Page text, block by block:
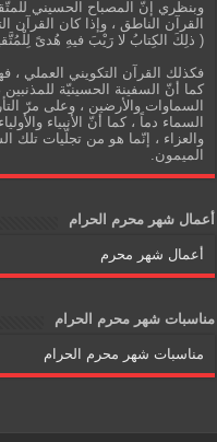
وبنظري إنّ المصباح الحسيني
القرآن الناطق ، وإذا كان القرآن
( ذلِكَ الكِتابُ لا رَيْبَ فيهِ هُدىً
فكذلك القرآن التكويني العملي ،
كما أنّ السفينة الحسينيّة
السماوات والأرضين ، وعلى مرّ
السماء دماً ، كما أنّ الأنبياء
والعزاء ، إنّما هو من تجلّيات تلك
الميمون.
أعمال شهر محرم الحرام
أعمال شهر محرم
مناسبات شهر محرم الحرام
مناسبات شهر محرم الحرام